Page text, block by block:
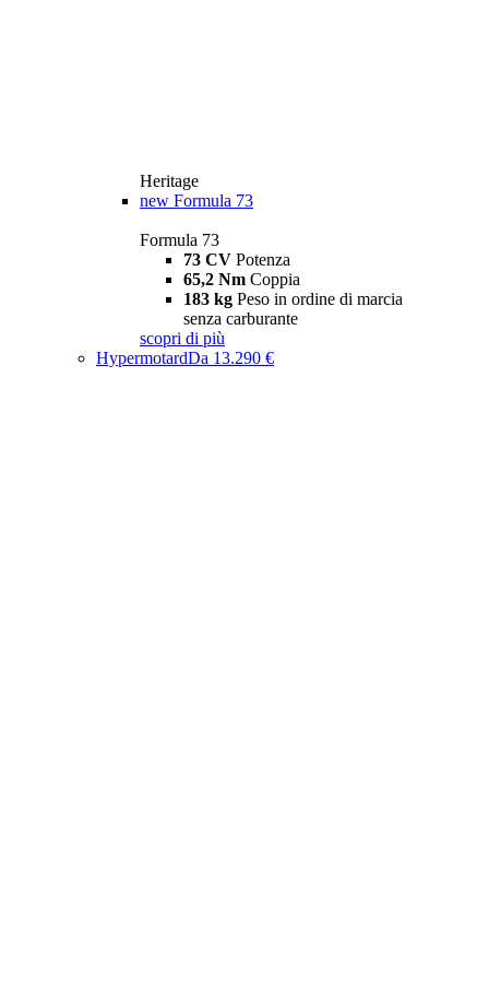
Heritage
new Formula 73
Formula 73
73 CV Potenza
65,2 Nm Coppia
183 kg Peso in ordine di marcia
senza carburante
scopri di più
HypermotardDa 13.290 €